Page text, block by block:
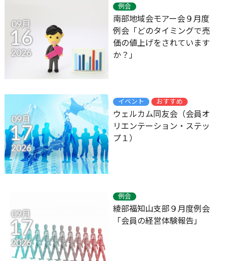
09月
16
2026
例会
南部地域会モアー会９月度
例会「どのタイミングで売
価の値上げをされています
か？」
09月
17
2026
イベント おすすめ
ウェルカム同友会（会員オ
リエンテーション・ステッ
プ１）
09月
17
2026
例会
綾部福知山支部９月度例会
「会員の経営体験報告｣